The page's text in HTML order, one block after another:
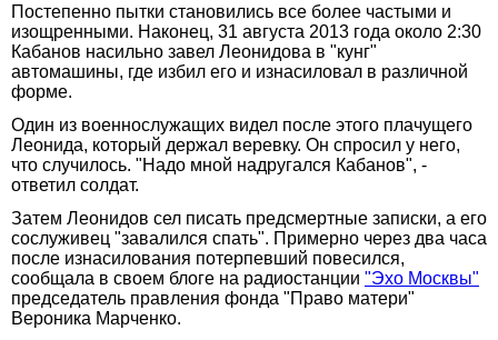
Постепенно пытки становились все более частыми и
изощренными. Наконец, 31 августа 2013 года около 2:30
Кабанов насильно завел Леонидова в "кунг"
автомашины, где избил его и изнасиловал в различной
форме.
Один из военнослужащих видел после этого плачущего
Леонида, который держал веревку. Он спросил у него,
что случилось. "Надо мной надругался Кабанов", -
ответил солдат.
Затем Леонидов сел писать предсмертные записки, а его
сослуживец "завалился спать". Примерно через два часа
после изнасилования потерпевший повесился,
сообщала в своем блоге на радиостанции "Эхо Москвы"
председатель правления фонда "Право матери"
Вероника Марченко.